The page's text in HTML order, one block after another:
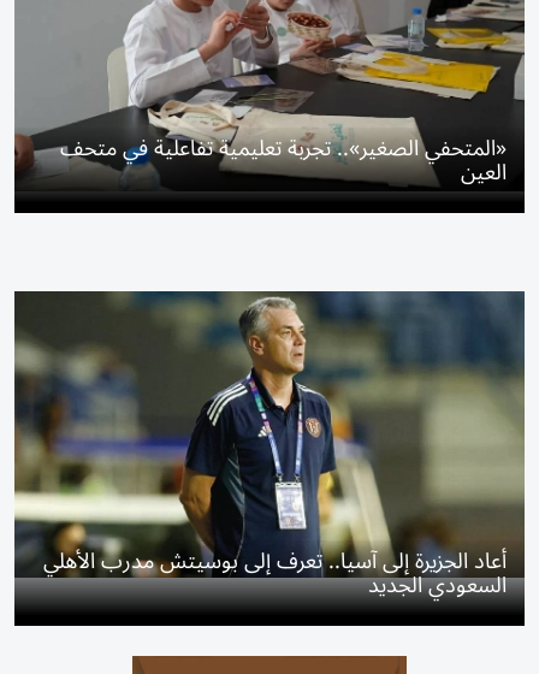
«المتحفي الصغير».. تجربة تعليمية تفاعلية في متحف
العين
أعاد الجزيرة إلى آسيا.. تعرف إلى بوسيتش مدرب الأهلي
السعودي الجديد